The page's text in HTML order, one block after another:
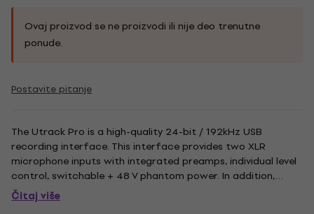
Ovaj proizvod se ne proizvodi ili nije deo trenutne
ponude.
Postavite pitanje
The Utrack Pro is a high-quality 24-bit / 192kHz USB
recording interface. This interface provides two XLR
microphone inputs with integrated preamps, individual level
control, switchable + 48 V phantom power. In addition,
there are two 1/4 ” TRS line-level inputs for complete studio
recording. The Utrack Pro has four balanced 1/4 ” outputs
Čitaj više